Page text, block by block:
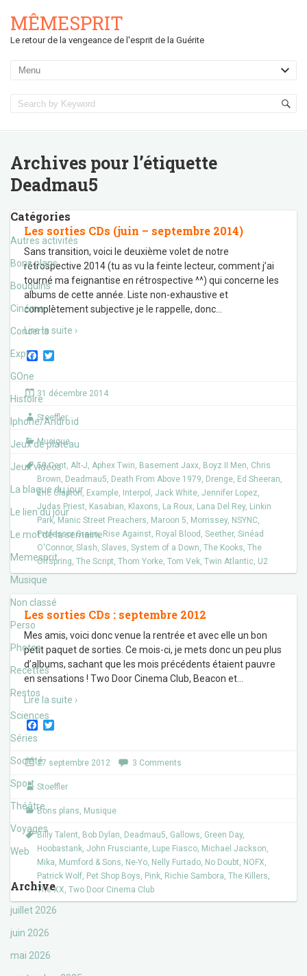
MÊMESPRIT
Le retour de la vengeance de l'esprit de la Guérite
Archives pour l’étiquette
Deadmau5
Catégories
Autres activités
Bons plans
Bouquins
Cinéma
Concerts
Expos
GOne
Histoire
Iphone/Androïd
Jeux de plateau
Jeux vidéos
La blague du jour
Le lien du jour
Le mot de la semaine
Memesprit
Musique
Non classé
Perso
Photos
Recettes
Restos
Sciences
Séries
Société
Sport
Théâtre
Voyages
Web
Archive
juillet 2026
juin 2026
mai 2026
Les sorties CDs (juin – septembre 2014)
Sans transition, voici le deuxième volet de notre
rétrospective 2014 (tu as vu la feinte lecteur, comment j’ai
tourné ma feignantise en rétrospective ^^) qui concerne les
albums de cette année. Liste non-exhaustive et
complètement subjective je le rappelle, donc
Lire la suite ›
F
e
b
o
t
t
r
31 décembre 2014
Stoeffler
Musique
50 Cent, Alt-J, Aphex Twin, Basement Jaxx, Boyz II Men, Chris
Brown, Deadmau5, Death From Above 1979, Drenge, Ed Sheeran,
Eric Clapton , Example, Interpol , Jack White, Jennifer Lopez,
Judas Priest, Kasabian, Klaxons, La Roux, Lana Del Rey, Linkin
Park, Manic Street Preachers, Maroon 5, Morrissey, NSYNC,
Professor Green, Rise Against, Royal Blood , Seether, Sinéad
O'Connor, Slash, Slaves, System of a Down, The Kooks, The
Offspring, The Script, Thom Yorke, Tom Vek, Twin Atlantic, U2
Les sorties CDs : septembre 2012
Mes amis, voici donc venue la rentrée et avec elle un bon
petit paquet de sorties. Ce mois-ci, je mets donc un peu plus
d’albums, sachant que les mois précédents étaient pauvre
en sensations ! Two Door Cinema Club, Beacon et
Lire la suite ›
F
e
b
o
k
t
r
27 septembre 2012 3 Comments
Stoeffler
Bons plans, Musique
Billy Talent, Bob Dylan, Deadmau5, Gallows, Green Day,
Hoobastank, John Frusciante, Lupe Fiasco, Michael Jackson,
Mika, Mumford & Sons, Ne-Yo, Nelly Furtado, No Doubt, NOFX,
Patrick Wolf, Pet Shop Boys, Pink, Richie Sambora, The Killers,
The XX, Two Door Cinema Club